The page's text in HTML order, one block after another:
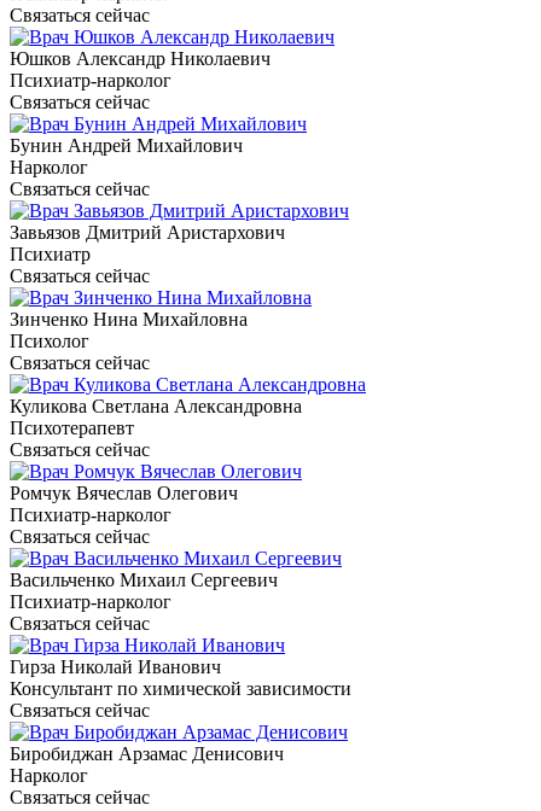
Связаться сейчас
Юшков Александр Николаевич
Психиатр-нарколог
Связаться сейчас
Бунин Андрей Михайлович
Нарколог
Связаться сейчас
Завьязов Дмитрий Аристархович
Психиатр
Связаться сейчас
Зинченко Нина Михайловна
Психолог
Связаться сейчас
Куликова Светлана Александровна
Психотерапевт
Связаться сейчас
Ромчук Вячеслав Олегович
Психиатр-нарколог
Связаться сейчас
Васильченко Михаил Сергеевич
Психиатр-нарколог
Связаться сейчас
Гирза Николай Иванович
Консультант по химической зависимости
Связаться сейчас
Биробиджан Арзамас Денисович
Нарколог
Связаться сейчас